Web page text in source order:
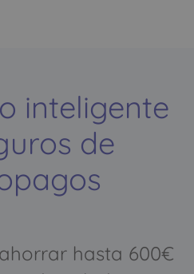
inteligente
de
hasta 600€